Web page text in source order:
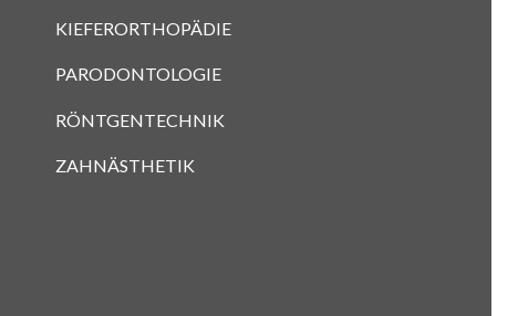
KIEFERORTHOPÄDIE
PARODONTOLOGIE
RÖNTGENTECHNIK
ZAHNÄSTHETIK